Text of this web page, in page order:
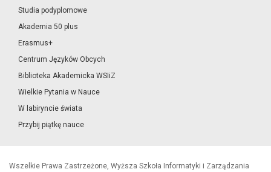
Studia podyplomowe
Akademia 50 plus
Erasmus+
Centrum Języków Obcych
Biblioteka Akademicka WSIiZ
Wielkie Pytania w Nauce
W labiryncie świata
Przybij piątkę nauce
Wszelkie Prawa Zastrzeżone, Wyższa Szkoła Informatyki i Zarządzania